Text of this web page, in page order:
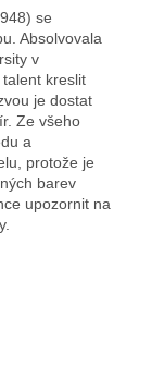
se
Absolvovala
v
kreslit
je dostat
Ze všeho
a
protože je
barev
upozornit na